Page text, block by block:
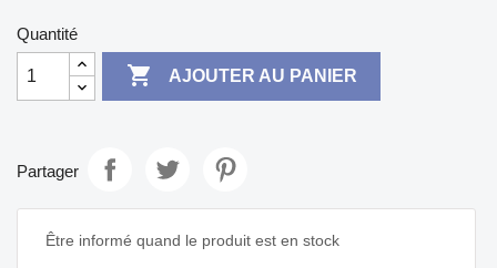
Quantité
 AJOUTER AU PANIER
Partager
Être informé quand le produit est en stock